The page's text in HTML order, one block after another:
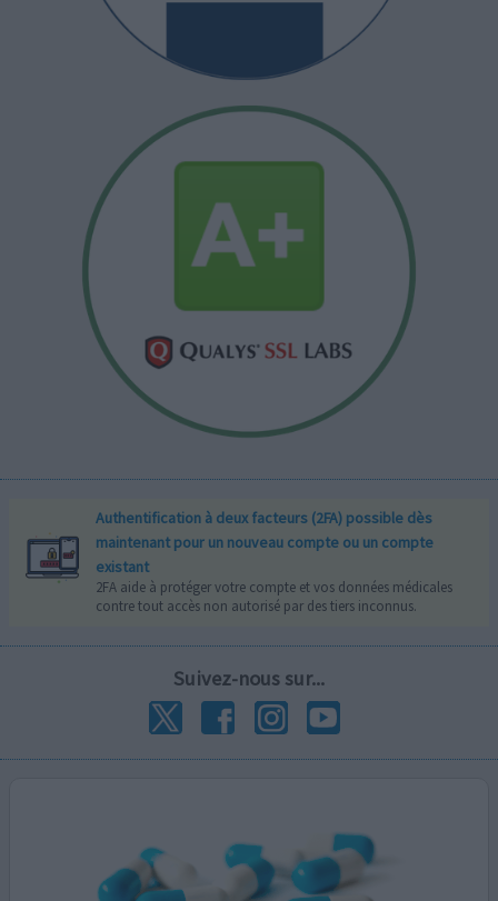
Authentification à deux facteurs (2FA) possible dès
maintenant pour un nouveau compte ou un compte
existant
2FA aide à protéger votre compte et vos données médicales
contre tout accès non autorisé par des tiers inconnus.
Suivez-nous sur...